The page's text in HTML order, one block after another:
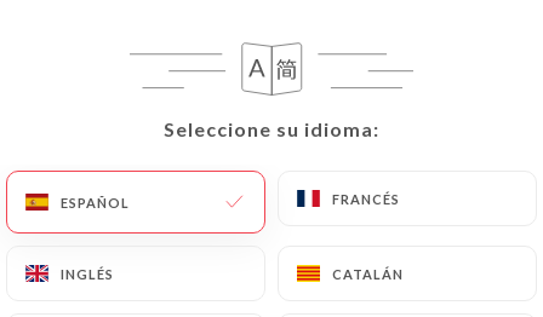
Seleccione su idioma:
ESPAÑOL FRANCÉS
INGLÉS CATALÁN
Seleccione su idioma:
ESPAÑOL FRANCÉS
INGLÉS CATALÁN